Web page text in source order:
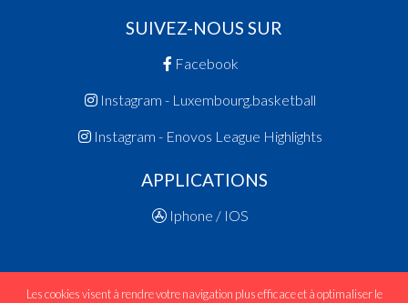
SUIVEZ-NOUS SUR
Facebook
Instagram - Luxembourg.basketball
Instagram - Enovos League Highlights
APPLICATIONS
Iphone / IOS
Les cookies visent à rendre votre navigation plus efficace et à optimaliser le